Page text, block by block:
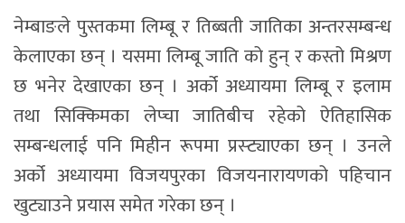
नेम्बाङले पुस्तकमा लिम्बू र तिब्बती जातिका अन्तरसम्बन्ध
केलाएका छन् । यसमा लिम्बू जाति को हुन् र कस्तो मिश्रण
छ भनेर देखाएका छन् । अर्को अध्यायमा लिम्बू र इलाम
तथा सिक्किमका लेप्चा जातिबीच रहेको ऐतिहासिक
सम्बन्धलाई पनि मिहीन रूपमा प्रस्ट्याएका छन् । उनले
अर्को अध्यायमा विजयपुरका विजयनारायणको पहिचान
खुट्याउने प्रयास समेत गरेका छन् ।